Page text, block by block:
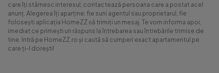
care îți stârnesc interesul, contactează persoana care a postat acel
anunț. Alegerea îți aparține: fie suni agentul sau proprietarul, fie
folosești aplicația HomeZZ să trimiți un mesaj. Te vom informa apoi,
imediat ce primești un răspuns la întrebarea sau întrebările trimise de
tine. Intră pe HomeZZ.ro și caută să cumperi exact apartamentul pe
care ți-l dorești!